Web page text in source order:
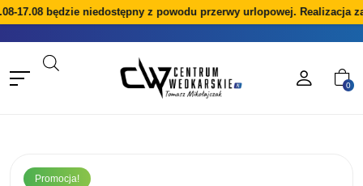
17.08 będzie niedostępny z powodu przerwy urlopowej. Realizacja
0
Promocja!